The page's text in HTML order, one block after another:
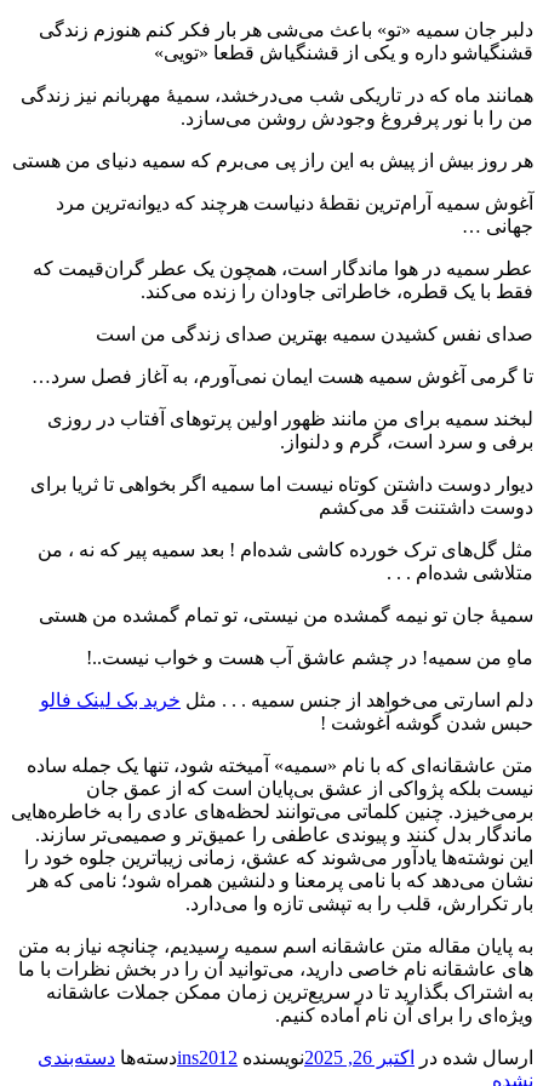
دلبر جان سمیه «تو» باعث می‌شی هر بار فکر کنم هنوزم زندگی
قشنگیاشو داره و یکی از قشنگیاش قطعا «تویی»
همانند ماه که در تاریکی شب می‌درخشد، سمیهٔ مهربانم نیز زندگی
من را با نور پرفروغ وجودش روشن می‌سازد.
هر روز بیش از پیش به این راز پی می‌برم که سمیه دنیای من هستی
آغوش سمیه آرام‌ترین نقطهٔ دنیاست هرچند که دیوانه‌ترین مرد
جهانی …
عطر سمیه در هوا ماندگار است، همچون یک عطر گران‌قیمت که
فقط با یک قطره، خاطراتی جاودان را زنده می‌کند.
صدای نفس کشیدن سمیه بهترین صدای زندگی من است
تا گرمی آغوش سمیه هست ایمان نمی‌آورم، به آغاز فصل سرد…
لبخند سمیه برای من مانند ظهور اولین پرتوهای آفتاب در روزی
برفی و سرد است، گرم و دلنواز.
دیوار دوست داشتن کوتاه نیست اما سمیه اگر بخواهی تا ثریا برای
دوست داشتنت قَد می‌کشم
مثل گل‌های ترک خورده کاشی شده‌ام ! بعد سمیه پیر که نه ، من
متلاشی شده‌ام . . .
سمیهٔ جان تو نیمه گمشده من نیستی، تو تمام گمشده من هستی
ماهِ من سمیه! در چشم عاشق آب هست و خواب نیست..!
دلم اسارتی می‌خواهد از جنس سمیه . . . مثل خرید بک لینک فالو
حبس شدن گوشه آغوشت !
متن عاشقانه‌ای که با نام «سمیه» آمیخته شود، تنها یک جمله ساده
نیست بلکه پژواکی از عشق بی‌پایان است که از عمق جان
برمی‌خیزد. چنین کلماتی می‌توانند لحظه‌های عادی را به خاطره‌هایی
ماندگار بدل کنند و پیوندی عاطفی را عمیق‌تر و صمیمی‌تر سازند.
این نوشته‌ها یادآور می‌شوند که عشق، زمانی زیباترین جلوه خود را
نشان می‌دهد که با نامی پرمعنا و دلنشین همراه شود؛ نامی که هر
بار تکرارش، قلب را به تپشی تازه وا می‌دارد.
به پایان مقاله متن عاشقانه اسم سمیه رسیدیم، چنانچه نیاز به متن
های عاشقانه نام خاصی دارید، می‌توانید آن را در بخش نظرات با ما
به اشتراک بگذارید تا در سریع‌ترین زمان ممکن جملات عاشقانه
ویژه‌ای را برای آن نام آماده کنیم.
ارسال شده در اکتبر 26, 2025 نویسنده ins2012دسته‌ها دسته‌بندی
نشده